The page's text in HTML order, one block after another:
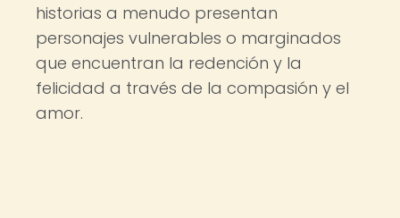
historias a menudo presentan
personajes vulnerables o marginados
que encuentran la redención y la
felicidad a través de la compasión y el
amor.